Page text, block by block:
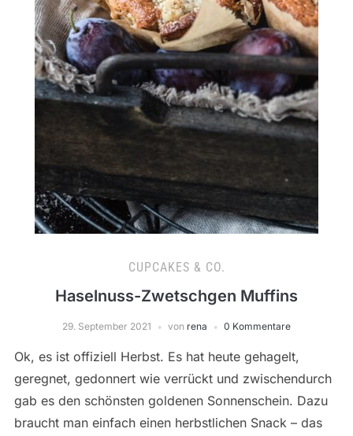
CUPCAKES & CO.
Haselnuss-Zwetschgen Muffins
29. September 2021 von rena 0 Kommentare
Ok, es ist offiziell Herbst. Es hat heute gehagelt,
geregnet, gedonnert wie verrückt und zwischendurch
gab es den schönsten goldenen Sonnenschein. Dazu
braucht man einfach einen herbstlichen Snack – das